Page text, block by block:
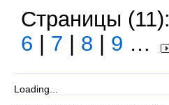
Страницы (11):
6
7 8 9 …
Loading...